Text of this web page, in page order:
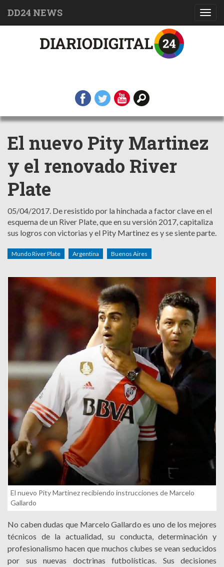
DD24 NEWS
El nuevo Pity Martinez
y el renovado River
Plate
05/04/2017. De resistido por la hinchada a factor clave en el
esquema de un River Plate, que en su versión 2017, capitaliza
sus logros con victorias y el Pity Martinez es y se siente parte.
Mundo River Plate Argentina Buenos Aires
El nuevo Pity Martinez recibiendo instrucciones de Marcelo
Gallardo
No caben dudas que Marcelo Gallardo es uno de los mejores
técnicos de la actualidad, su conducta, determinación y
profesionalismo hacen que muchos clubes se vean seducidos
por sus nuevas doctrinas futbolísticas. Sus decisiones